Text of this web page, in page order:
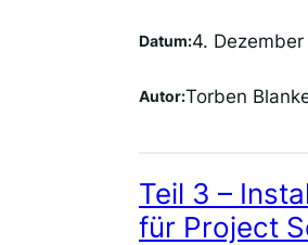
Datum:4. Dezember
Autor:Torben
Teil 3 –
für Project